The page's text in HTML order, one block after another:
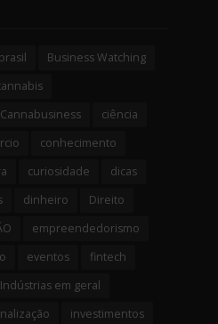
brasil
Business Watching
Cannabusiness
ciência
conhecimento
curiosidade
dicas
dinheiro
Direito
empreendedorismo
eventos
fintech
Indústrias em geral
investimentos